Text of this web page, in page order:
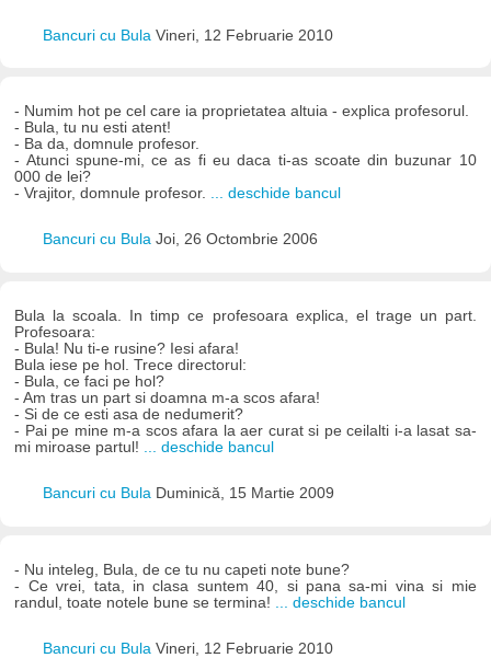
Bancuri cu Bula Vineri, 12 Februarie 2010
- Numim hot pe cel care ia proprietatea altuia - explica profesorul.
- Bula, tu nu esti atent!
- Ba da, domnule profesor.
- Atunci spune-mi, ce as fi eu daca ti-as scoate din buzunar 10
000 de lei?
- Vrajitor, domnule profesor. ... deschide bancul
Bancuri cu Bula Joi, 26 Octombrie 2006
Bula la scoala. In timp ce profesoara explica, el trage un part.
Profesoara:
- Bula! Nu ti-e rusine? Iesi afara!
Bula iese pe hol. Trece directorul:
- Bula, ce faci pe hol?
- Am tras un part si doamna m-a scos afara!
- Si de ce esti asa de nedumerit?
- Pai pe mine m-a scos afara la aer curat si pe ceilalti i-a lasat sa-
mi miroase partul!
... deschide bancul
Bancuri cu Bula Duminică, 15 Martie 2009
- Nu inteleg, Bula, de ce tu nu capeti note bune?
- Ce vrei, tata, in clasa suntem 40, si pana sa-mi vina si mie
randul, toate notele bune se termina!
... deschide bancul
Bancuri cu Bula Vineri, 12 Februarie 2010